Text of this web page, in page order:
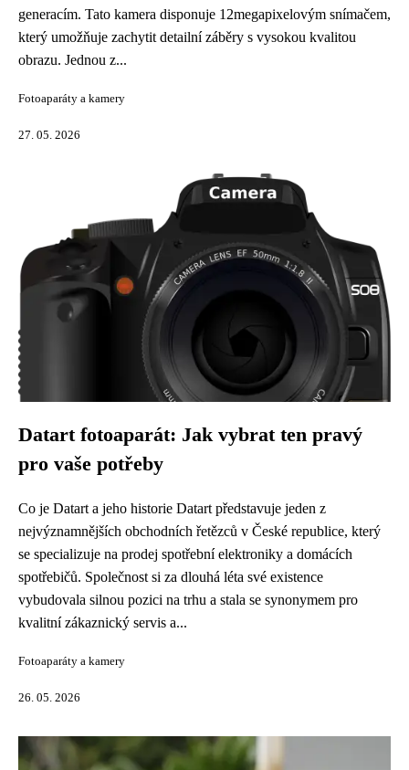
generacím. Tato kamera disponuje 12megapixelovým snímačem,
který umožňuje zachytit detailní záběry s vysokou kvalitou
obrazu. Jednou z...
Fotoaparáty a kamery
27. 05. 2026
Datart fotoaparát: Jak vybrat ten pravý
pro vaše potřeby
Co je Datart a jeho historie Datart představuje jeden z
nejvýznamnějších obchodních řetězců v České republice, který
se specializuje na prodej spotřební elektroniky a domácích
spotřebičů. Společnost si za dlouhá léta své existence
vybudovala silnou pozici na trhu a stala se synonymem pro
kvalitní zákaznický servis a...
Fotoaparáty a kamery
26. 05. 2026